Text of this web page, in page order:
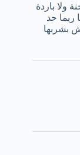
ولا باردة
ربما حد
بشربها